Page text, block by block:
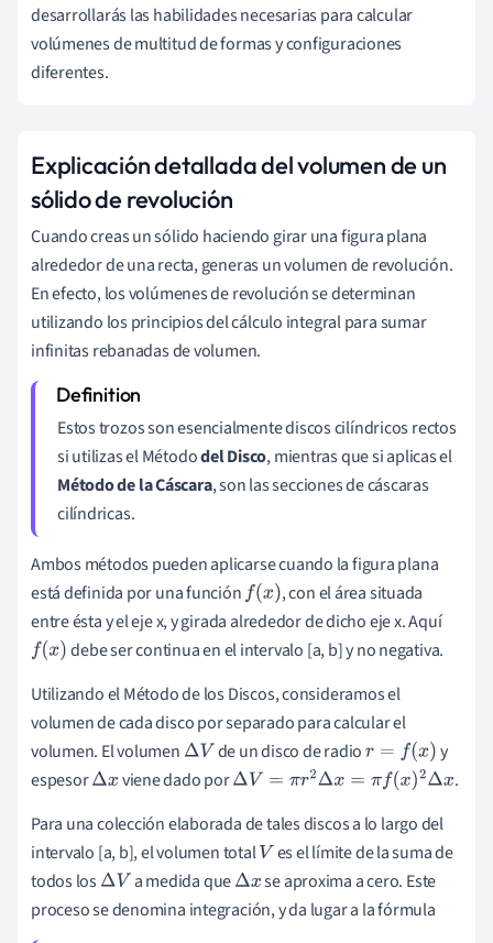
desarrollarás las habilidades necesarias para calcular
volúmenes de multitud de formas y configuraciones
diferentes.
Explicación detallada del volumen de un
sólido de revolución
Cuando creas un sólido haciendo girar una figura plana
alrededor de una recta, generas un volumen de revolución.
En efecto, los volúmenes de revolución se determinan
utilizando los principios del cálculo integral para sumar
infinitas rebanadas de volumen.
Estos trozos son esencialmente discos cilíndricos rectos
si utilizas el Métododel Disco, mientras que si aplicas el
Método de la Cáscara, son las secciones de cáscaras
cilíndricas.
Ambos métodos pueden aplicarse cuando la figura plana
está definida por una funciónf(x)
, con el área situada
entre ésta y el eje x, y girada alrededor de dicho eje x. Aquí
f(x)
debe ser continua en el intervalo [a, b] y no negativa.
Utilizando el Método de los Discos, consideramos el
volumen de cada disco por separado para calcular el
volumen. El volumen ΔV de un disco de radior= f(x )
y
espesorΔx viene dado porΔV=π r2 Δx=πf(x)2Δx
.
Para una colección elaborada de tales discos a lo largo del
intervalo [a, b], el volumen totalV es el límite de la suma de
todos losΔV a medida queΔx se aproxima a cero. Este
proceso se denomina integración, y da lugar a la fórmula